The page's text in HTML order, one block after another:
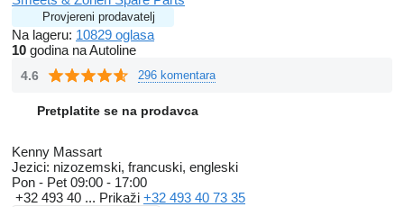
Provjereni prodavatelj
Na lageru: 10829 oglasa
10 godina na Autoline
4.6 296 komentara
Pretplatite se na prodavca
Kenny Massart
Jezici: nizozemski, francuski, engleski
Pon - Pet 09:00 - 17:00
+32 493 40 ... Prikaži +32 493 40 73 35